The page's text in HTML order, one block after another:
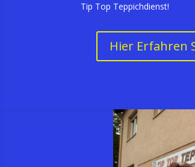
Tip Top Teppichdienst!
Hier Erfahren